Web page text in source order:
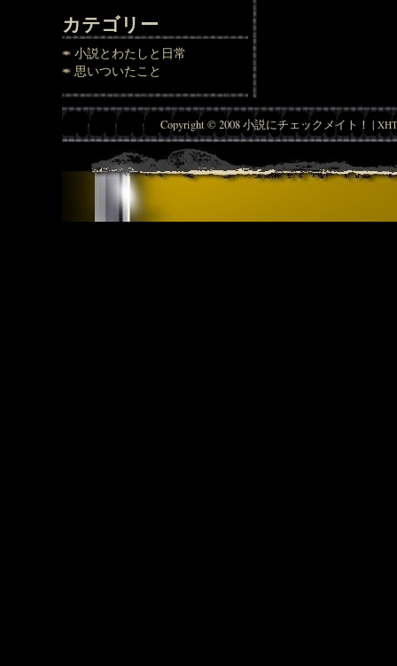
カテゴリー
小説とわたしと日常
思いついたこと
Copyright © 2008 小説にチェックメイト！ |